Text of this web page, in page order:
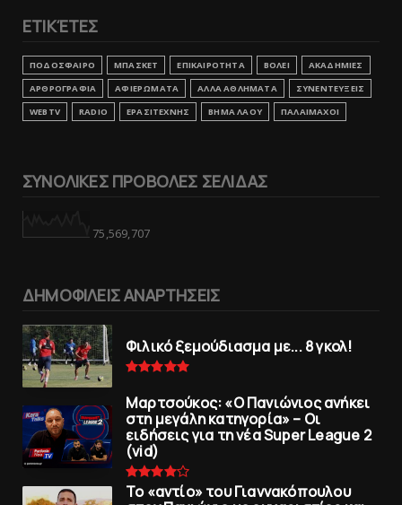
ΕΤΙΚΈΤΕΣ
ΠΟΔΟΣΦΑΙΡΟ ΜΠΑΣΚΕΤ ΕΠΙΚΑΙΡΟΤΗΤΑ ΒΟΛΕΙ
ΑΚΑΔΗΜΙΕΣ
ΑΡΘΡΟΓΡΑΦΙΑ
ΑΦΙΕΡΩΜΑΤΑ ΑΛΛΑ ΑΘΛΗΜΑΤΑ
ΣΥΝΕΝΤΕΥΞΕΙΣ
WEBTV
RADIO ΕΡΑΣΙΤΕΧΝΗΣ ΒΗΜΑ ΛΑΟΥ ΠΑΛΑΙΜΑΧΟΙ
ΣΥΝΟΛΙΚΕΣ ΠΡΟΒΟΛΕΣ ΣΕΛΙΔΑΣ
75,569,707
ΔΗΜΟΦΙΛΕΙΣ ΑΝΑΡΤΗΣΕΙΣ
Φιλικό ξεμούδιασμα με... 8 γκολ!
Μαρτσούκος: «Ο Πανιώνιος ανήκει
στη μεγάλη κατηγορία» – Οι
ειδήσεις για τη νέα Super League 2
(vid)
To «αντίο» του Γιαννακόπουλου